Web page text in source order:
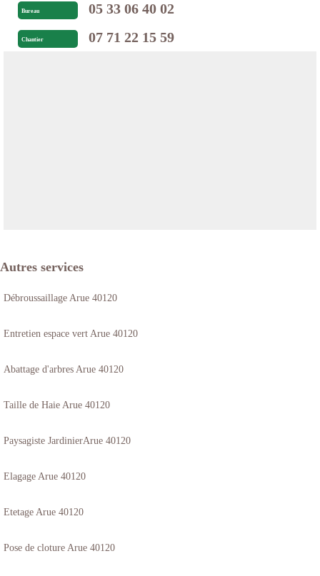
Bureau 05 33 06 40 02
Chantier 07 71 22 15 59
Autres services
Débroussaillage Arue 40120
Entretien espace vert Arue 40120
Abattage d'arbres Arue 40120
Taille de Haie Arue 40120
Paysagiste JardinierArue 40120
Elagage Arue 40120
Etetage Arue 40120
Pose de cloture Arue 40120